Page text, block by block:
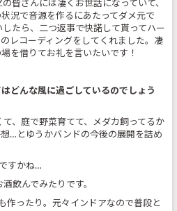
皆さんには凄くお世話になっていて、
況で音源を作るにあたってダメ元で
たら、二つ返事で快諾して貰ってハー
レコーディングをしてくれました。凄
を借りてお礼を言いたいです！
どんな風に過ごしているのでしょう
、庭で野菜育てて、メダカ飼ってるか
…とゆうかバンドの今後の展開を詰め
すかね…
飲んでみたりです。
作ったり。元々インドアなので普段と